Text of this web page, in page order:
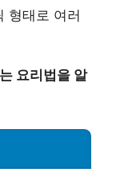
형태로 여러
요리법을 알